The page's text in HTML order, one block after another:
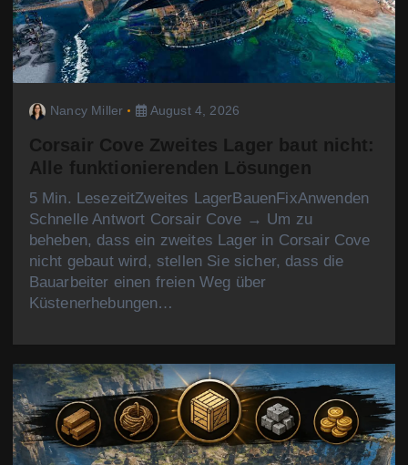
Nancy Miller August 4, 2026
Corsair Cove Zweites Lager baut nicht:
Alle funktionierenden Lösungen
5 Min. LesezeitZweites LagerBauenFixAnwenden
Schnelle Antwort Corsair Cove → Um zu
beheben, dass ein zweites Lager in Corsair Cove
nicht gebaut wird, stellen Sie sicher, dass die
Bauarbeiter einen freien Weg über
Küstenerhebungen…